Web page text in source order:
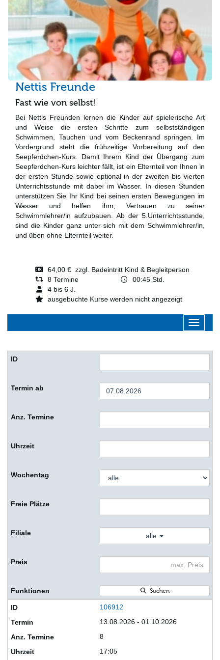
Nettis Freunde
Fast wie von selbst!
Bei Nettis Freunden lernen die Kinder auf spielerische Art
und Weise die ersten Schritte zum selbstständigen
Schwimmen, Tauchen und vom Beckenrand springen. Im
Vordergrund steht die frühzeitige Vorbereitung auf den
Seepferdchen-Kurs. Damit Ihrem Kind der Übergang zum
Seepferdchen-Kurs leichter fällt, ist ein Elternteil von Ihnen in
der ersten Stunde sowie optional in der zweiten bis vierten
Unterrichtsstunde mit dabei im Wasser. In diesen Stunden
unterstützen Sie Ihr Kind bei seinen ersten Bewegungen im
Wasser und helfen ihm, Vertrauen zu seiner
Schwimmlehrer/in aufzubauen. Ab der 5.Unterrichtsstunde,
sind die Kinder ganz unter sich mit dem Schwimmlehrer/in,
und üben ohne Elternteil weiter.
64,00 € zzgl. Badeintritt Kind & Begleitperson
8 Termine
00:45 Std.
4 bis 6 J.
ausgebuchte Kurse werden nicht angezeigt
alle
Suchen
106912
13.08.2026 - 01.10.2026
8
17:05